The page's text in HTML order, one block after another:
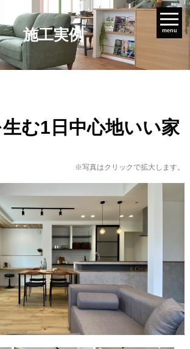
menu
施工実例
む1日中心地いい家
※写真はクリックで拡大します。